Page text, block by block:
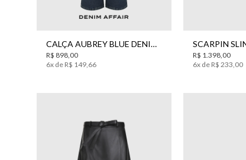
38 40 42
CALÇA AUBREY BLUE DENIM JEANS BO.BÔ FEMININA
R$ 898,00
6x de R$ 149,66
R$ 1.398,00
6x de R$ 233,00